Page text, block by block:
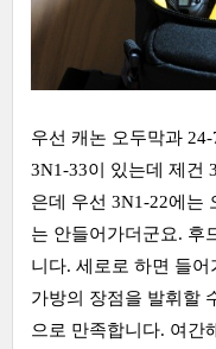
우선 캐논 오두막과
3N1-33이 있는데 제건
은데 우선 3N1-22에는
는 안들어가더군요. 후
니다. 세로로 하면 들
가방의 장점을 발휘할
으로 만족합니다. 여간